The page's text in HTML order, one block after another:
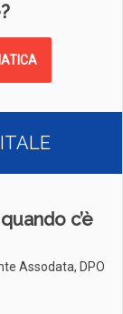
c’è
Assodata, DPO